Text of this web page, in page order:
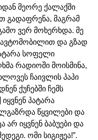
მეორე ქალაქში
გადაფრენა, მაგრამ
ვერ მოხერხდა. მე
ავტომობილით და გზად
სოფელი
რადიოში მოისმინა,
ჩაივლის პაპი
ქუჩებში ჩემს
იყვნენ პატარა
წყვილები და
არ იყვნენ ბაბუები და
ომი სიგიჟეა!”.